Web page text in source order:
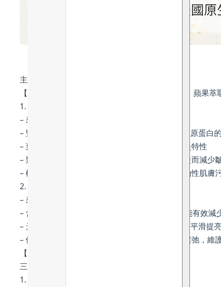
主要成分及功效：
【抗氧淨化、透亮光澤 – 克萊蒙橙(Clementine)、蘋果萃
1. 克萊蒙橙(Clementine)
– 來自盧瓦爾河谷維朗德里城堡花園
– 豐富維生素 C，助暗沉皮膚得以提亮，有助於膠原蛋白
– 葉酸有助於保持肌膚緊緻和健康，並且具有抗炎特性
– 類黃酮防止自由基損傷，促進皮膚再生能力，從而減少
– 檸檬酸有助於對抗引起痤瘡的細菌，亦能清除油性肌膚
2. 蘋果萃取物
– 來自盧瓦爾河谷維朗德里城堡花園
– 含豐富維生素 C 及多酚，具強效抗氧化作用，能有效減
– 天然AHA (蘋果酸Malic Acid) 可溫和去除角質，平滑提
– 使肌膚回復彈性，預防皺紋的形成和預防肌膚鬆弛，維
【控油淨肌 – 蘿蔻萃取物、榛果油、吳茱萸萃取】
三者的協同作用可清潔和淨化臉部肌膚
1. 蘿蔻萃取物 (Roucou seed extract)